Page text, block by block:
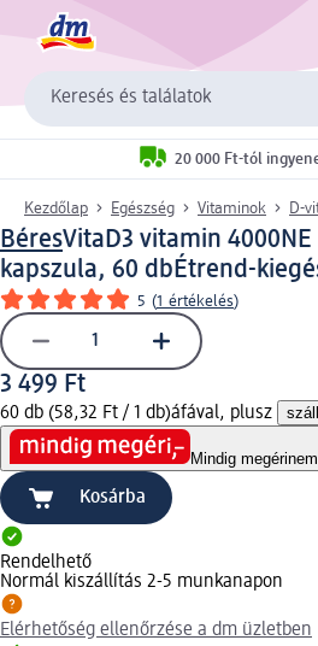
Keresés és találatok
20 000 Ft-tól
Kezdőlap Egészség Vitaminok D-
BéresVitaD3 vitamin
kapszula, 60 dbÉtrend-
5 (1 értékelés)
3 499 Ft
60 db (58,32 Ft / 1 db)áfával, plusz
Mindig megéri
Kosárba
Rendelhető
Normál kiszállítás 2-5 munkanapon
Elérhetőség ellenőrzése a dm üzletben